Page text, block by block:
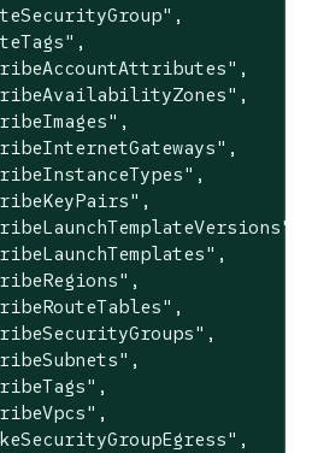
,
,
,
,
,
,
,
,
,
,
,
,
,
,
,
,